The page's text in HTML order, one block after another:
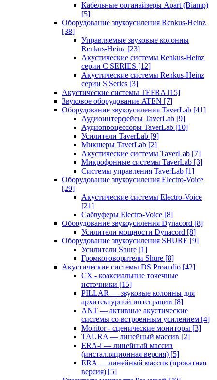
Кабельные органайзеры Apart (Biamp)
[5]
Оборудование звукоусиления Renkus-Heinz
[38]
Управляемые звуковые колонны
Renkus-Heinz [23]
Акустические системы Renkus-Heinz
серии C SERIES [12]
Акустические системы Renkus-Heinz
серии S Series [3]
Акустические системы TEFRA [15]
Звуковое оборудование ATEN [7]
Оборудование звукоусиления TaverLab [41]
Аудиоинтерфейсы TaverLab [9]
Аудиопроцессоры TaverLab [10]
Усилители TaverLab [9]
Микшеры TaverLab [2]
Акустические системы TaverLab [7]
Микрофонные системы TaverLab [3]
Системы управления TaverLab [1]
Оборудование звукоусиления Electro-Voice
[29]
Акустические системы Electro-Voice
[21]
Сабвуферы Electro-Voice [8]
Оборудование звукоусиления Dynacord [8]
Усилители мощности Dynacord [8]
Оборудование звукоусиления SHURE [9]
Усилители Shure [1]
Громкоговорители Shure [8]
Акустические системы DS Proaudio [42]
CX - коаксиальные точечные
источники [15]
PILLAR — звуковые колонны для
архитектурной интеграции [8]
ANT — активные акустические
системы со встроенным усилением [4]
Monitor - сценические мониторы [3]
TAURA — линейный массив [2]
ERA-i — линейный массив
(инсталляционная версия) [5]
ERA — линейный массив (прокатная
версия) [5]